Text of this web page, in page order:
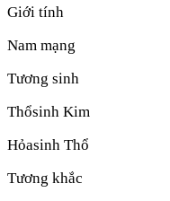
Giới tính
Nam mạng
Tương sinh
Thổsinh Kim
Hỏasinh Thổ
Tương khắc